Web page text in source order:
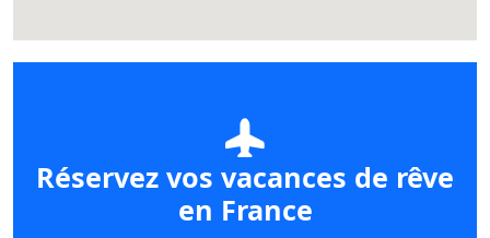
Réservez vos vacances de rêve
en France